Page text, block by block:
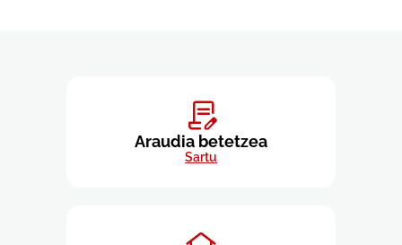
Araudia betetzea
Sartu